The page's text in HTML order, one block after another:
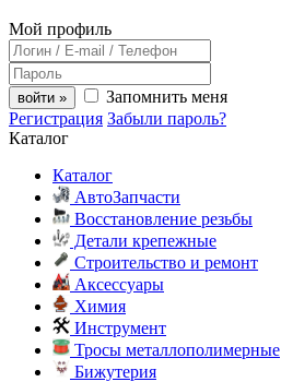
Мой профиль
войти »
Запомнить меня
Регистрация Забыли пароль?
Каталог
Каталог
АвтоЗапчасти
Восстановление резьбы
Детали крепежные
Строительство и ремонт
Аксессуары
Химия
Инструмент
Тросы металлополимерные
Бижутерия